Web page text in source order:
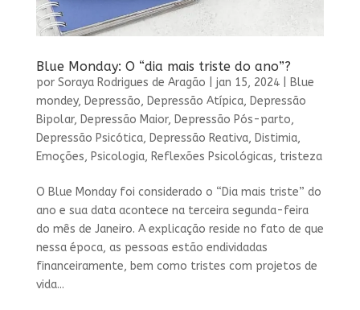
Blue Monday: O “dia mais triste do ano”?
por Soraya Rodrigues de Aragão jan 15, 2024|
Blue
mondey, Depressão, Depressão Atípica, Depressão
Bipolar, Depressão Maior, Depressão Pós-parto,
Depressão Psicótica, Depressão Reativa, Distimia,
Emoções, Psicologia, Reflexões Psicológicas, tristeza
O Blue Monday foi considerado o “Dia mais triste” do
ano e sua data acontece na terceira segunda-feira
do mês de Janeiro. A explicação reside no fato de que
nessa época, as pessoas estão endividadas
financeiramente, bem como tristes com projetos de
vida...